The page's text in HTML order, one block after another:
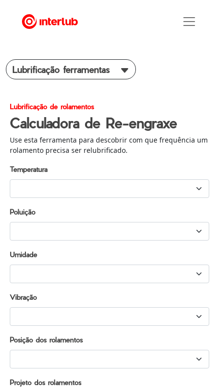
Lubrificação ferramentas
Lubrificação de rolamentos
Calculadora de Re-engraxe
Use esta ferramenta para descobrir com que frequência um
rolamento precisa ser relubrificado.
Temperatura
Poluição
Umidade
Vibração
Posição dos rolamentos
Projeto dos rolamentos